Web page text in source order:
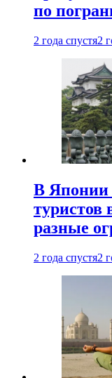
по
2 года спустя2
В Японии
туристов
разные
2 года спустя2